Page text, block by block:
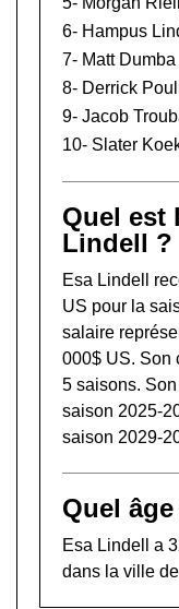
6- Hampus
7- Matt Dumba
8- Derrick
9- Jacob
10- Slater
Quel est
Lindell ?
Esa Lindell
US pour la
salaire
000$ US. Son
5 saisons.
saison 2025-
saison 2029-
Quel
Esa Lindell a
dans la ville